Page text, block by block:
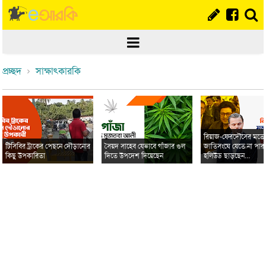
প্রচ্ছদ সাক্ষাৎকারকি
টিসিবির ট্রাকের পেছনে দৌড়ানোর
কিছু উপকারিতা
সৈয়দ সাহেব যেভাবে গাঁজার গুল
দিতে উপদেশ দিয়েছেন
রিয়াজ-ফেরদৌসের মতো
জাতিসংঘে যেতে না
হলিউড ছাড়ছেন...